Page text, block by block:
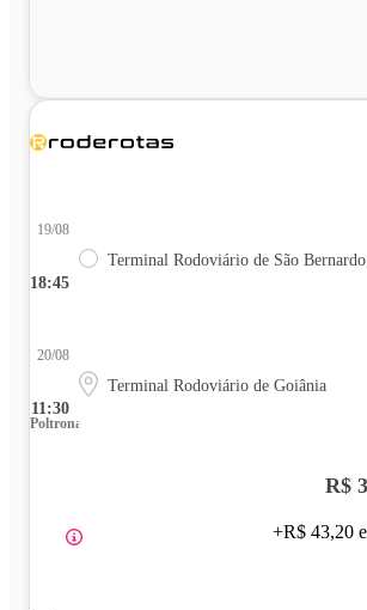
18:45
19/08
Terminal Rodoviário de São
11:30
20/08
Terminal Rodoviário de Goiânia
Poltrona
R$
+R$ 43,20